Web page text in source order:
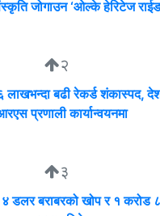
जोगाउन ‘ओल्के हेरिटेज
२
लाखभन्दा बढी रेकर्ड शंकास्पद,
प्रणाली कार्यान्वयनमा
३
४ डलर बराबरको खोप र १